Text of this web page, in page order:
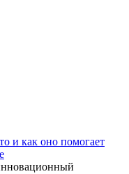
и как оно помогает